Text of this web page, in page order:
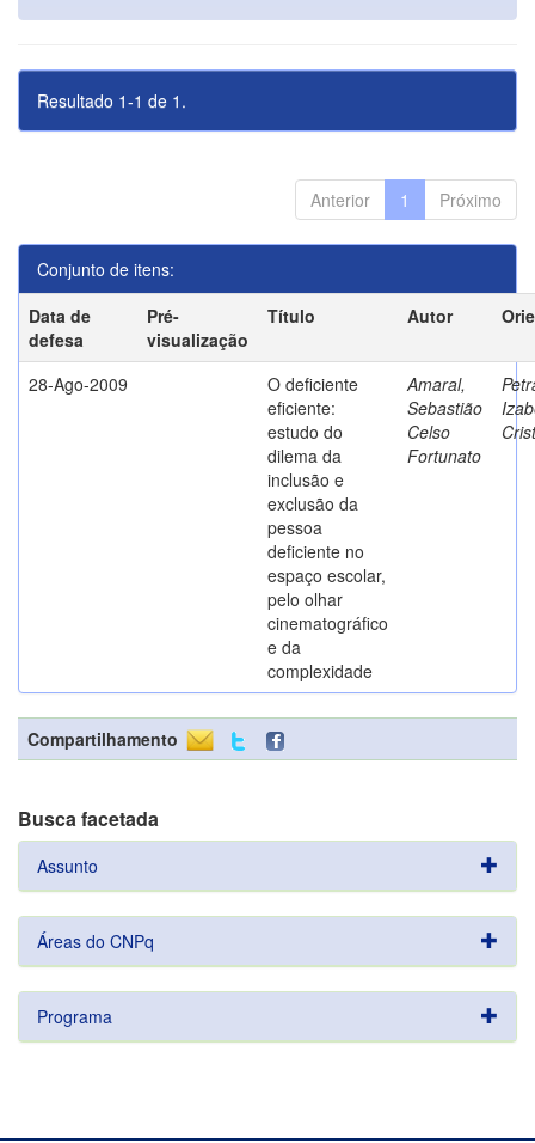
Resultado 1-1 de 1.
Anterior 1 Próximo
Conjunto de itens:
Data de
defesa
Pré-
visualização
Título Autor
28-Ago-2009
O deficiente
eficiente:
estudo do
dilema da
inclusão e
exclusão da
pessoa
deficiente no
espaço escolar,
pelo olhar
cinematográfico
e da
complexidade
Amaral,
Sebastião
Celso
Fortunato
Compartilhamento
Busca facetada
Assunto
Áreas do CNPq
Programa